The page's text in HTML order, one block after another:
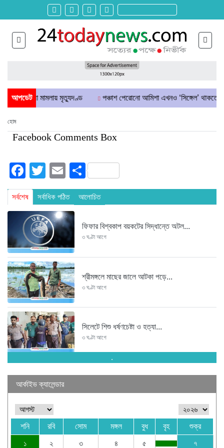
আপডেট
ও হত্যা মামলায় মৃত্যুদণ্ড পঞ্চাশ পেরোনো আমিশা এখনও ‘সিঙ্গেল’ থাকতে চান
হোম
Facebook Comments Box
Facebook
Twitter
EmailShare
সর্বশেষ সর্বাধিক পঠিত আলোচিত
ফিফার বিশ্বকাপ বয়কটের সিদ্ধান্তে অটল...
৩ ঘণ্টা আগে
শ্রীমঙ্গলে মাছের জালে আটকা পড়ে...
৩ ঘণ্টা আগে
সিলেটে শিশু ধর্ষণচেষ্টা ও হত্যা...
৩ ঘণ্টা আগে
পঞ্চাশ পেরোনো আমিশা এখনও ‘সিঙ্গেল’...
যে ৭ অভ্যাস আপনার হৃদরোগের...
.
আর্কাইভ ক্যালেন্ডার
শনি রবি সোম মঙ্গল বুধ বৃহ
শুক্র
১
২ ৩ ৪ ৫ ৭